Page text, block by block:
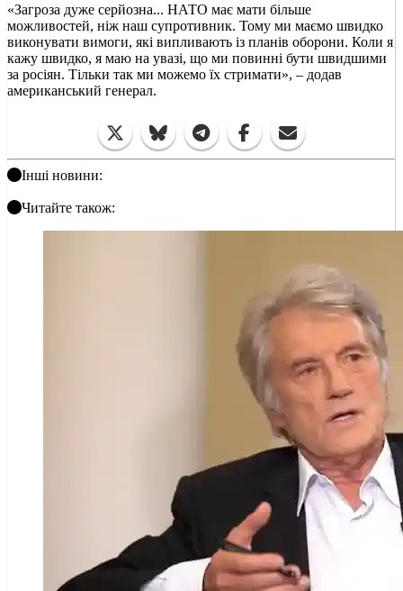
«Загроза дуже серйозна... НАТО має мати більше
можливостей, ніж наш супротивник. Тому ми маємо швидко
виконувати вимоги, які випливають із планів оборони. Коли я
кажу швидко, я маю на увазі, що ми повинні бути швидшими
за росіян. Тільки так ми можемо їх стримати», – додав
американський генерал.
Інші новини:
Читайте також: